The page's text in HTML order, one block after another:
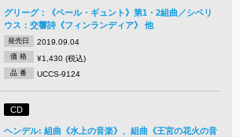
グリーグ：《ペール・ギュント》第1・2組曲／シベリ
ウス：交響詩《フィンランディア》 他
発売日 2019.09.04
価 格 ¥1,430 (税込)
品 番 UCCS-9124
CD
ヘンデル: 組曲《水上の音楽》、組曲《王宮の花火の音